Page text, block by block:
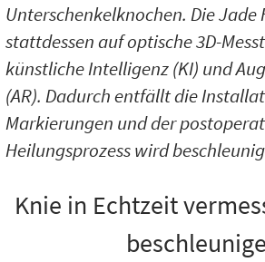
Unterschenkelknochen. Die Jade
stattdessen auf optische 3D-
künstliche Intelligenz (KI) und
(AR). Dadurch entfällt die
Markierungen und der
Heilungsprozess wird
Knie in Echtzeit